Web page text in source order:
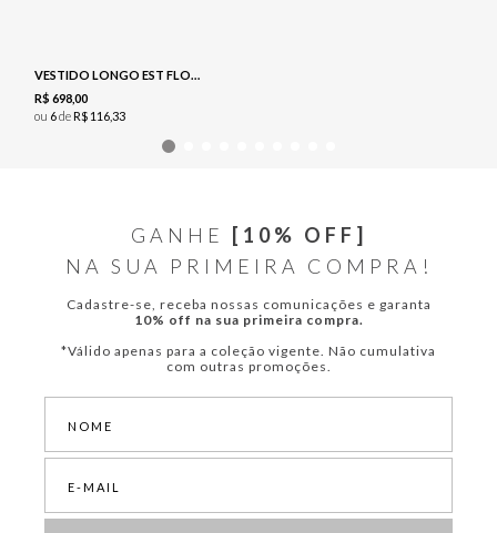
VESTIDO LONGO EST FLORAL - NAVY
R$ 69800
ou 6deR$ 11633
GANHE
[10% OFF]
NA SUA PRIMEIRA COMPRA!
Cadastre-se, receba nossas comunicações e garanta
10% off na sua primeira compra.
*Válido apenas para a coleção vigente. Não cumulativa
com outras promoções.